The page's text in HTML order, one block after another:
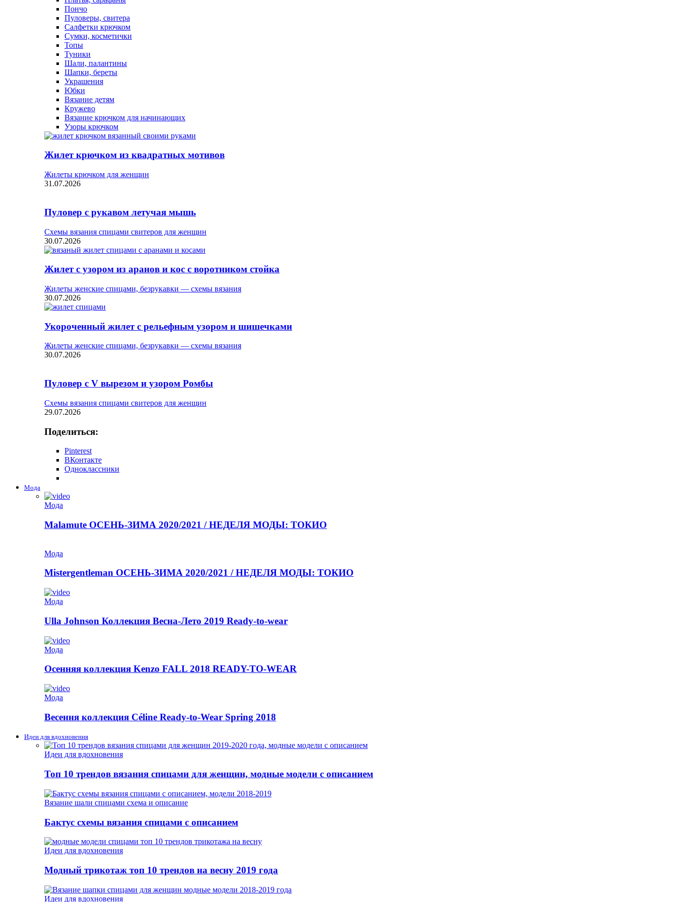
Пончо
Пуловеры, свитера
Салфетки крючком
Сумки, косметички
Топы
Туники
Шали, палантины
Шапки, береты
Украшения
Юбки
Вязание детям
Кружево
Вязание крючком для начинающих
Узоры крючком
Жилет крючком из квадратных мотивов
Жилеты крючком для женщин
31.07.2026
Пуловер с рукавом летучая мышь
Схемы вязания спицами свитеров для женщин
30.07.2026
Жилет с узором из аранов и кос с воротником стойка
Жилеты женские спицами, безрукавки — схемы вязания
30.07.2026
Укороченный жилет с рельефным узором и шишечками
Жилеты женские спицами, безрукавки — схемы вязания
30.07.2026
Пуловер с V вырезом и узором Ромбы
Схемы вязания спицами свитеров для женщин
29.07.2026
Поделиться:
Pinterest
ВКонтакте
Одноклассники
Мода
Мода
Malamute ОСЕНЬ-ЗИМА 2020/2021 / НЕДЕЛЯ МОДЫ: ТОКИО
Мода
Mistergentleman ОСЕНЬ-ЗИМА 2020/2021 / НЕДЕЛЯ МОДЫ: ТОКИО
Мода
Ulla Johnson Коллекция Весна-Лето 2019 Ready-to-wear
Мода
Осенняя коллекция Kenzo FALL 2018 READY-TO-WEAR
Мода
Весення коллекция Céline Ready-to-Wear Spring 2018
Идеи для вдохновения
Идеи для вдохновения
Топ 10 трендов вязания спицами для женщин, модные модели с описанием
Вязание шали спицами схема и описание
Бактус схемы вязания спицами с описанием
Идеи для вдохновения
Модный трикотаж топ 10 трендов на весну 2019 года
Идеи для вдохновения